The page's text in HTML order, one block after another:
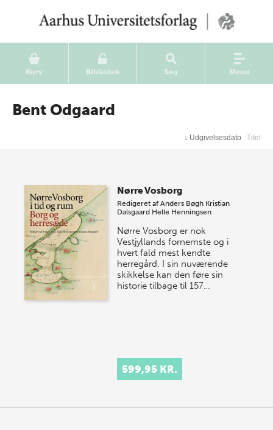
Kurv Bibliotek Søg Menu
Bent Odgaard
↓ Udgivelsesdato Titel
Nørre Vosborg
Redigeret afAnders Bøgh Kristian
Dalsgaard Helle Henningsen
Nørre Vosborg er nok
Vestjyllands fornemste og i
hvert fald mest kendte
herregård. I sin nuværende
skikkelse kan den føre sin
historie tilbage til 157…
599,95 KR.